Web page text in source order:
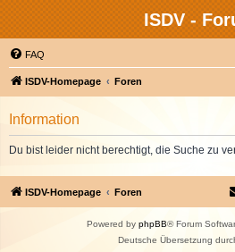
ISDV -
FAQ
ISDV-Homepage Foren
Information
Du bist leider nicht berechtigt, die Suche zu
ISDV-Homepage Foren
Powered by phpBB® Forum
Deutsche Übersetzung